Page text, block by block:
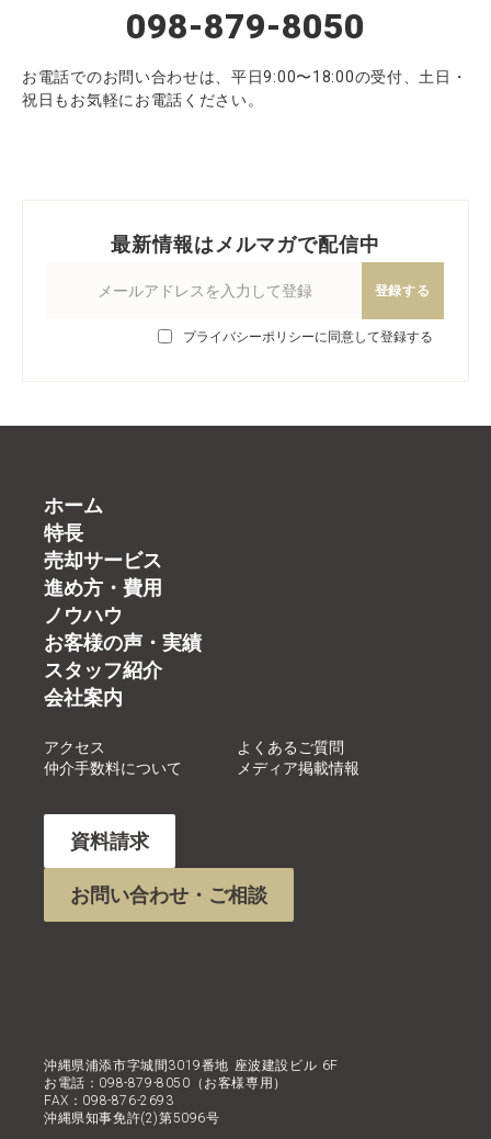
098-879-8050
お電話でのお問い合わせは、平日9:00〜18:00の受付、土日・
祝日もお気軽にお電話ください。
最新情報はメルマガで配信中
登録する
プライバシーポリシーに同意して登録する
沖縄県浦添市字城間3019番地 座波建設ビル 6F
お電話：098-879-8050（お客様専用）
FAX：098-876-2693
沖縄県知事免許(2)第5096号
ホーム
特長
売却サービス
進め方・費用
ノウハウ
お客様の声・実績
スタッフ紹介
会社案内
アクセス
よくあるご質問
仲介手数料について
メディア掲載情報
資料請求
お問い合わせ・ご相談